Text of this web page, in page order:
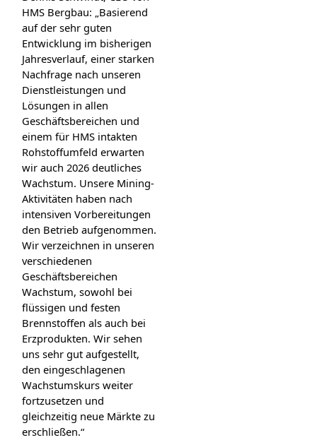
HMS Bergbau: „Basierend
auf der sehr guten
Entwicklung im bisherigen
Jahresverlauf, einer starken
Nachfrage nach unseren
Dienstleistungen und
Lösungen in allen
Geschäftsbereichen und
einem für HMS intakten
Rohstoffumfeld erwarten
wir auch 2026 deutliches
Wachstum. Unsere Mining-
Aktivitäten haben nach
intensiven Vorbereitungen
den Betrieb aufgenommen.
Wir verzeichnen in unseren
verschiedenen
Geschäftsbereichen
Wachstum, sowohl bei
flüssigen und festen
Brennstoffen als auch bei
Erzprodukten. Wir sehen
uns sehr gut aufgestellt,
den eingeschlagenen
Wachstumskurs weiter
fortzusetzen und
gleichzeitig neue Märkte zu
erschließen.“